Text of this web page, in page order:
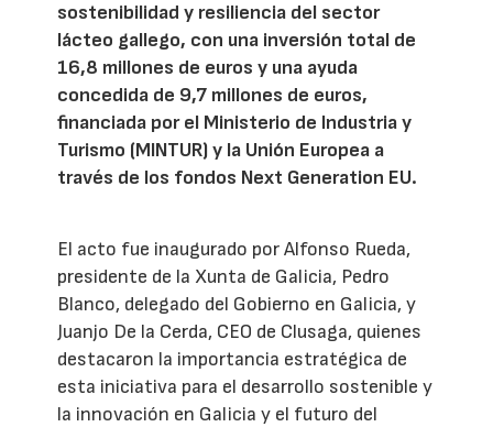
sostenibilidad y resiliencia del sector
lácteo gallego, con una inversión total de
16,8 millones de euros y una ayuda
concedida de 9,7 millones de euros,
financiada por el Ministerio de Industria y
Turismo (MINTUR) y la Unión Europea a
través de los fondos Next Generation EU.
El acto fue inaugurado por Alfonso Rueda,
presidente de la Xunta de Galicia, Pedro
Blanco, delegado del Gobierno en Galicia, y
Juanjo De la Cerda, CEO de Clusaga, quienes
destacaron la importancia estratégica de
esta iniciativa para el desarrollo sostenible y
la innovación en Galicia y el futuro del